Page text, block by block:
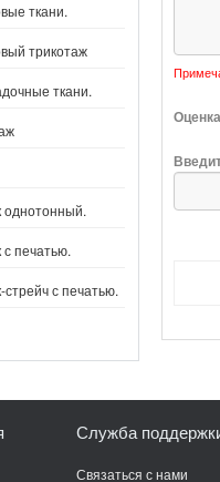
ткани.
трикотаж
ткани.
однотонный.
печатью.
стрейч с печатью.
Служба
Связаться с нами